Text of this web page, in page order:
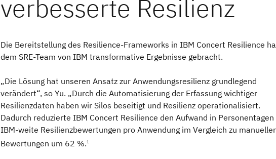
Die Bereitstellung des Resilience-Frameworks in IBM Concert Resilience
dem SRE-Team von IBM transformative Ergebnisse gebracht.
„Die Lösung hat unseren Ansatz zur Anwendungsresilienz grundlegend
verändert“, so Yu. „Durch die Automatisierung der Erfassung wichtiger
Resilienzdaten haben wir Silos beseitigt und Resilienz operationalisiert.
Dadurch reduzierte IBM Concert Resilience den Aufwand in
IBM-weite Resilienzbewertungen pro Anwendung im Vergleich zu
Bewertungen um 62 %.1